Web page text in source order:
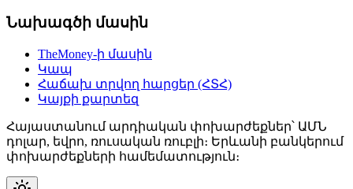
Նախագծի մասին
TheMoney-ի մասին
Կապ
Հաճախ տրվող հարցեր (ՀՏՀ)
Կայքի քարտեզ
Հայաստանում արդիական փոխարժեքներ՝ ԱՄՆ
դոլար, եվրո, ռուսական ռուբլի։ Երևանի բանկերում
փոխարժեքների համեմատություն։